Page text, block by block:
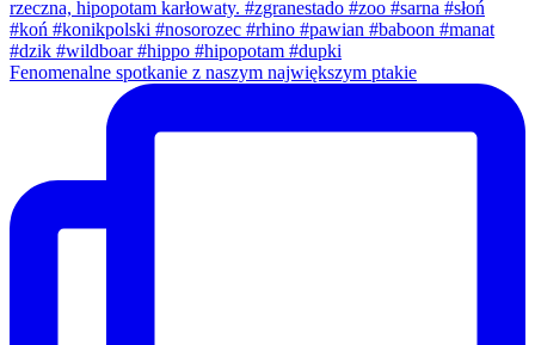
Fenomenalne spotkanie z naszym największym ptakie